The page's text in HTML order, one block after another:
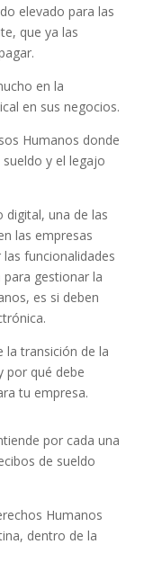
elevado para las
que ya las
en la
en sus negocios.
Humanos donde
y el legajo
digital, una de las
las empresas
funcionalidades
gestionar la
es si deben
la transición de la
por qué debe
tu empresa.
por cada una
de sueldo
Humanos
dentro de la